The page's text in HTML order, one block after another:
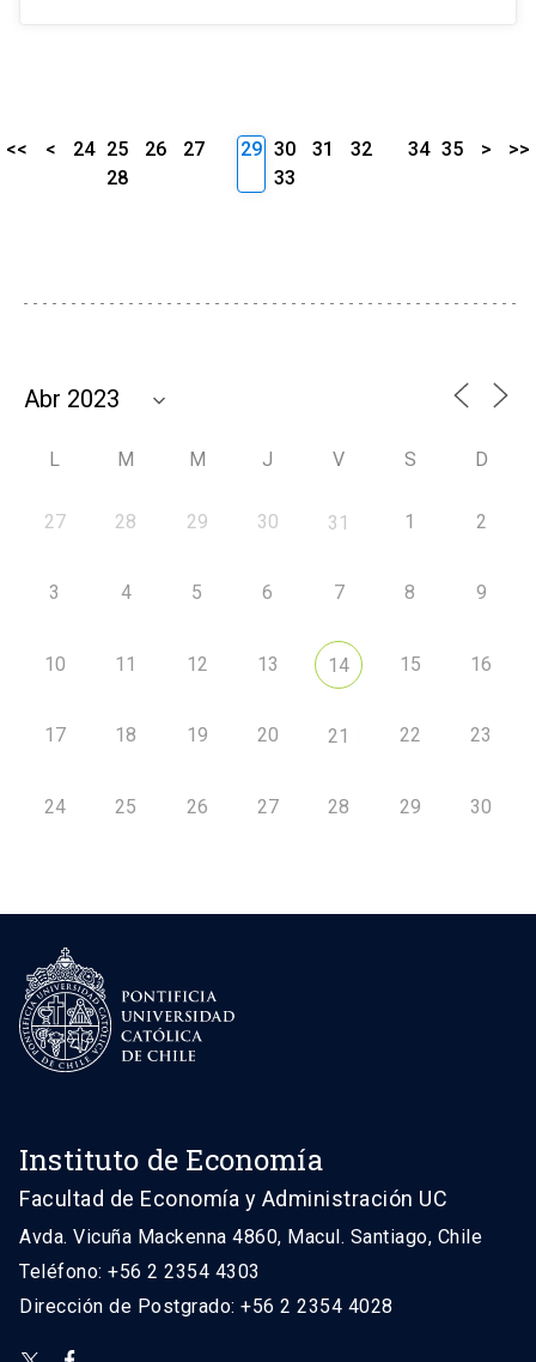
<< < 24 25 26
27
28
29 30 31
32
33
34 35 > >>
L M M J V S D
27 28 29 30 31 1 2
3 4 5 6 7 8 9
10 11 12 13 14 15 16
17 18 19 20 21 22 23
24 25 26 27 28 29 30
Instituto de Economía
Facultad de Economía y Administración UC
Avda. Vicuña Mackenna 4860, Macul. Santiago, Chile
Teléfono: +56 2 2354 4303
Dirección de Postgrado: +56 2 2354 4028